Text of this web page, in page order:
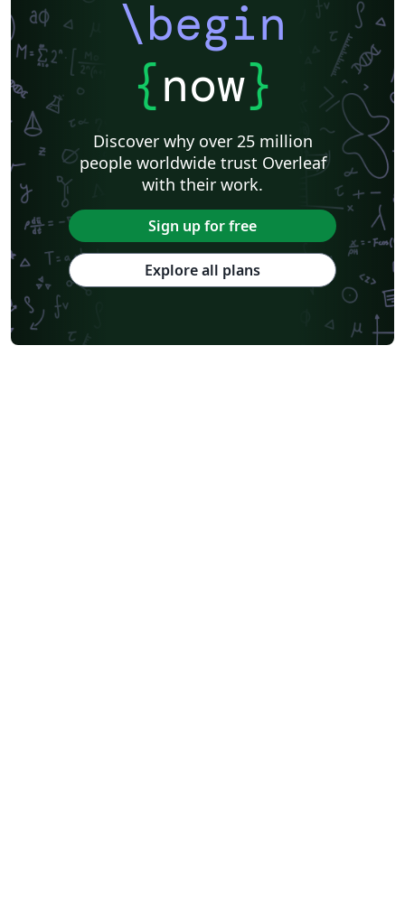
\begin
{now}
Discover why over 25 million
people worldwide trust Overleaf
with their work.
Sign up for free
Explore all plans